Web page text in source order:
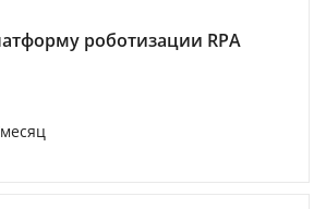
роботизации RPA